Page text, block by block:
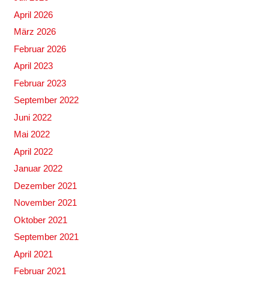
April 2026
März 2026
Februar 2026
April 2023
Februar 2023
September 2022
Juni 2022
Mai 2022
April 2022
Januar 2022
Dezember 2021
November 2021
Oktober 2021
September 2021
April 2021
Februar 2021